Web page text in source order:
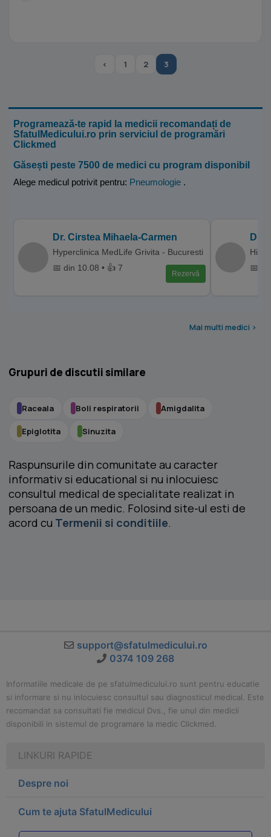
‹ 1 2 3
Programează-te rapid la medicii recomandați de
SfatulMedicului.ro prin serviciul de programări
Clickmed
Găsești peste 7500 de medici cu program disponibil
Alege medicul potrivit pentru: Pneumologie .
Dr. Cirstea Mihaela-Carmen
Hyperclinica MedLife Grivita - Bucuresti
📅 din 10.08 • 👍 7
Rezervă
Dr.
📅
Mai multi medici >
Grupuri de discutii similare
Raceala Boli respiratorii Amigdalita
Epiglotita Sinuzita
Raspunsurile din comunitate au caracter
informativ si educational si nu inlocuiesc
consultul medical de specialitate realizat in
persoana de un medic. Folosind site-ul esti de
acord cu Termenii si conditiile.
support@sfatulmedicului.ro
0374 109 268
Informatiile medicale de pe sfatulmedicului.ro sunt pentru educatie
si informare si nu inlocuiesc consultul sau diagnosticul medical. Este
recomandat sa consultati fie medicul Dvs., fie unul din medicii
disponibili in sistemul de programare la medic Clickmed.
LINKURI RAPIDE
Despre noi
Cum te ajuta SfatulMedicului